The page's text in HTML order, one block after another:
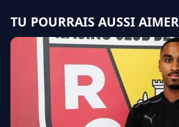
TU POURRAIS AUSSI AIMER